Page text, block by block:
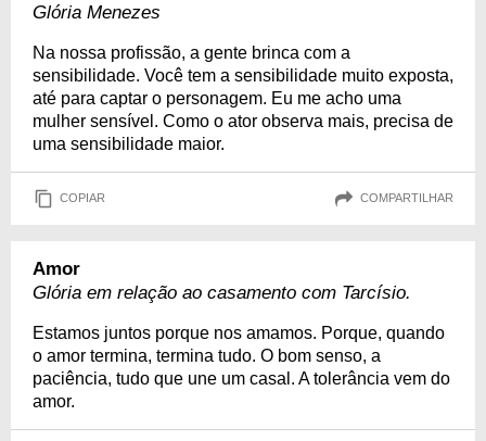
Glória Menezes
Na nossa profissão, a gente brinca com a
sensibilidade. Você tem a sensibilidade muito exposta,
até para captar o personagem. Eu me acho uma
mulher sensível. Como o ator observa mais, precisa de
uma sensibilidade maior.
COPIAR COMPARTILHAR
Amor
Glória em relação ao casamento com Tarcísio.
Estamos juntos porque nos amamos. Porque, quando
o amor termina, termina tudo. O bom senso, a
paciência, tudo que une um casal. A tolerância vem do
amor.